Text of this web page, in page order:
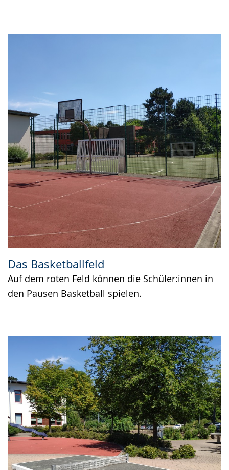
Das Basketballfeld
Auf dem roten Feld können die Schüler:innen in
den Pausen Basketball spielen.